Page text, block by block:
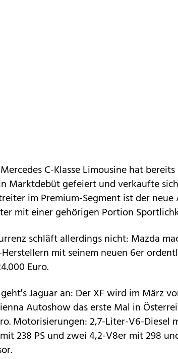
C-Klasse Limousine hat
Marktdebüt gefeiert und verkaufte
im Premium-Segment ist der
mit einer gehörigen Portion
schläft allerdings nicht: Mazda
mit seinem neuen 6er
Euro.
Jaguar an: Der XF wird im März
Autoshow das erste Mal in
Motorisierungen: 2,7-Liter-V6-Diesel
238 PS und zwei 4,2-V8er mit 298